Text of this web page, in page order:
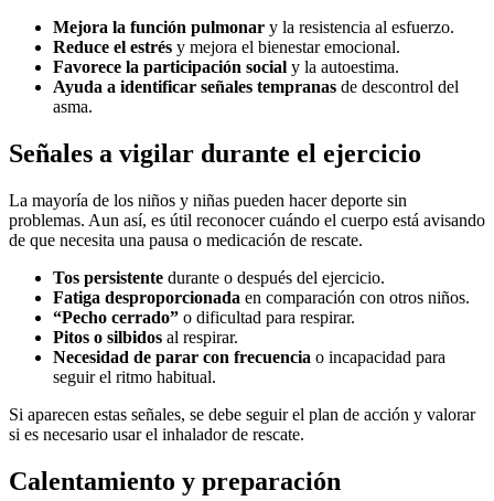
Mejora la función pulmonar y la resistencia al esfuerzo.
Reduce el estrés y mejora el bienestar emocional.
Favorece la participación social y la autoestima.
Ayuda a identificar señales tempranas de descontrol del
asma.
Señales a vigilar durante el ejercicio
La mayoría de los niños y niñas pueden hacer deporte sin
problemas. Aun así, es útil reconocer cuándo el cuerpo está avisando
de que necesita una pausa o medicación de rescate.
Tos persistente durante o después del ejercicio.
Fatiga desproporcionada en comparación con otros niños.
“Pecho cerrado” o dificultad para respirar.
Pitos o silbidos al respirar.
Necesidad de parar con frecuencia o incapacidad para
seguir el ritmo habitual.
Si aparecen estas señales, se debe seguir el plan de acción y valorar
si es necesario usar el inhalador de rescate.
Calentamiento y preparación